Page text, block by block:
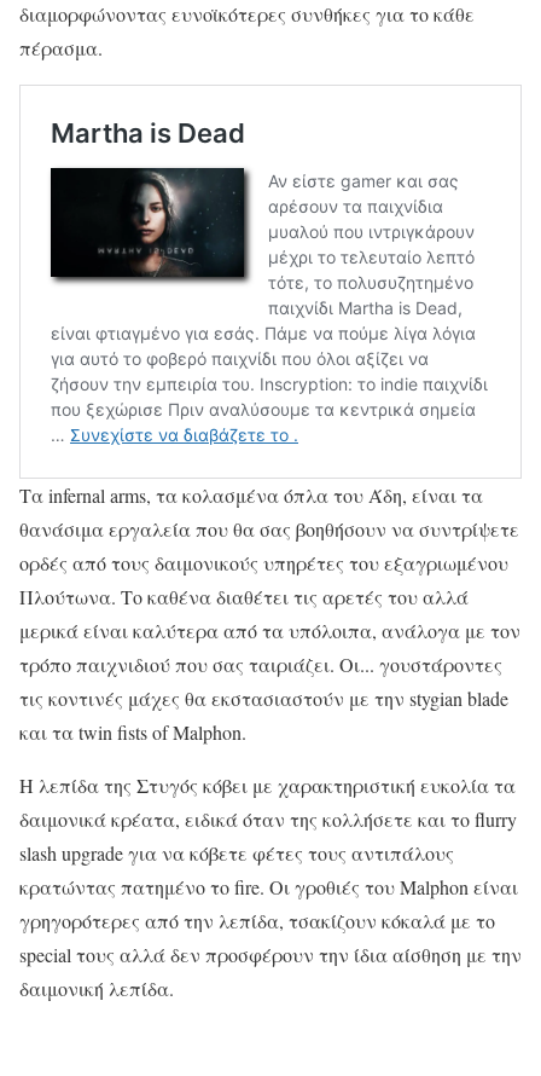
διαμορφώνοντας ευνοϊκότερες συνθήκες για το κάθε
πέρασμα.
Τα infernal arms, τα κολασμένα όπλα του Άδη, είναι τα
θανάσιμα εργαλεία που θα σας βοηθήσουν να συντρίψετε
ορδές από τους δαιμονικούς υπηρέτες του εξαγριωμένου
Πλούτωνα. Το καθένα διαθέτει τις αρετές του αλλά
μερικά είναι καλύτερα από τα υπόλοιπα, ανάλογα με τον
τρόπο παιχνιδιού που σας ταιριάζει. Οι... γουστάροντες
τις κοντινές μάχες θα εκστασιαστούν με την stygian blade
και τα twin fists of Malphon.
Η λεπίδα της Στυγός κόβει με χαρακτηριστική ευκολία τα
δαιμονικά κρέατα, ειδικά όταν της κολλήσετε και το flurry
slash upgrade για να κόβετε φέτες τους αντιπάλους
κρατώντας πατημένο το fire. Οι γροθιές του Malphon είναι
γρηγορότερες από την λεπίδα, τσακίζουν κόκαλά με το
special τους αλλά δεν προσφέρουν την ίδια αίσθηση με την
δαιμονική λεπίδα.